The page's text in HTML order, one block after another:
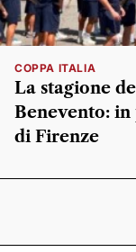
COPPA ITALIA
La stagione
Benevento: in
di Firenze